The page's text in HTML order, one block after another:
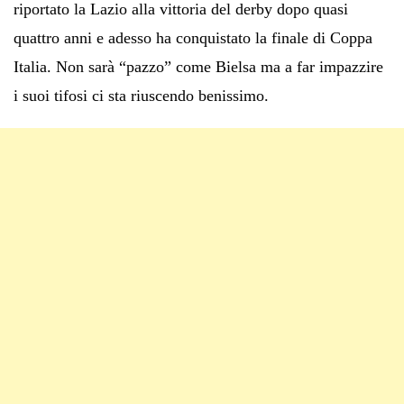
riportato la Lazio alla vittoria del derby dopo quasi
quattro anni e adesso ha conquistato la finale di Coppa
Italia. Non sarà “pazzo” come Bielsa ma a far impazzire
i suoi tifosi ci sta riuscendo benissimo.